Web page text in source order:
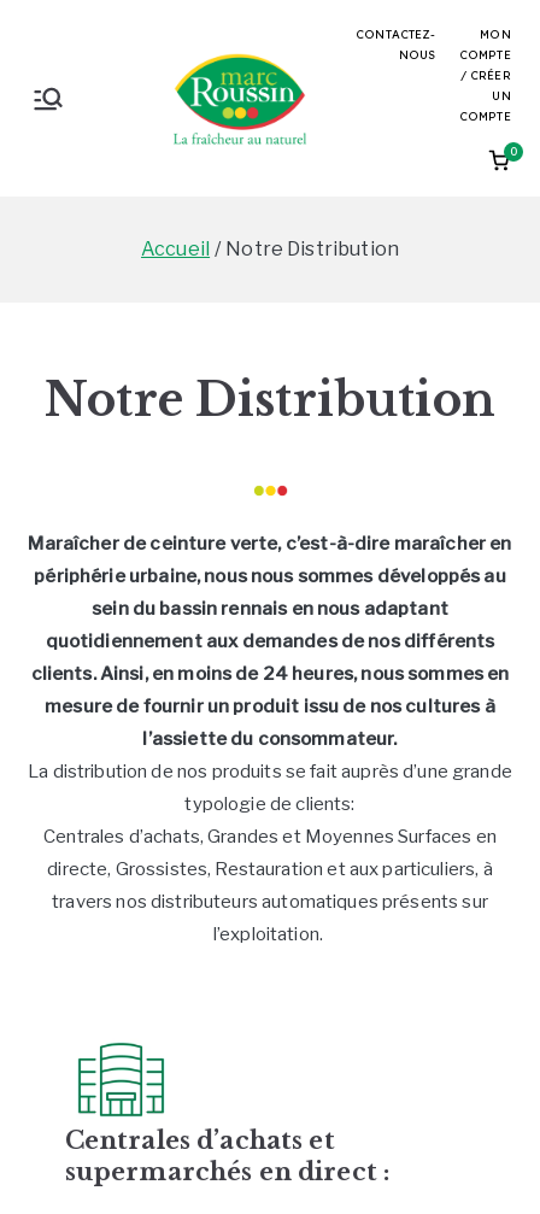
CONTACTEZ-
NOUS
MON
COMPTE
/ CRÉER
UN
COMPTE
0
Marc
Roussin
La fraicheur au
Accueil Notre Distribution
Notre Distribution
Maraîcher de ceinture verte, c’est-à-dire maraîcher en
périphérie urbaine, nous nous sommes développés au
sein du bassin rennais en nous adaptant
quotidiennement aux demandes de nos différents
clients. Ainsi, en moins de 24 heures, nous sommes en
mesure de fournir un produit issu de nos cultures à
l’assiette du consommateur.
La distribution de nos produits se fait auprès d’une grande
typologie de clients:
Centrales d’achats, Grandes et Moyennes Surfaces en
directe, Grossistes, Restauration et aux particuliers, à
travers nos distributeurs automatiques présents sur
l’exploitation.
Centrales d’achats et
supermarchés en direct :